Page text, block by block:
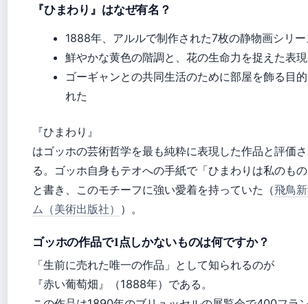
『ひまわり』はなぜ有名？
1888年、アルルで制作された7枚の静物画シリ
鮮やかな黄色の階調と、花の生命力を捉えた表
ゴーギャンとの共同生活のために部屋を飾る目
れた
『ひまわり』
はゴッホの芸術哲学を最も純粋に表現した作品と評価
る。ゴッホ自身もテオへの手紙で「ひまわりは私のも
と書き、このモチーフに強い愛着を持っていた（飛鳥
ム（美術出版社） ）。
ゴッホの作品で1点しかないものは何ですか？
「生前に売れた唯一の作品」として知られるのが
『赤い葡萄畑』（1888年）である。